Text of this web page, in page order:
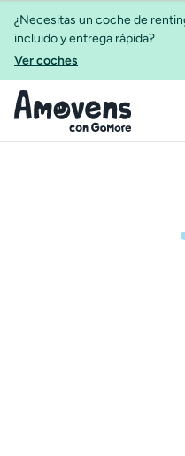
¿Necesitas un coche de
incluido y entrega rápida?
Ver coches